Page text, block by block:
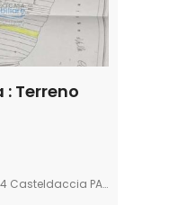
Terreno
PA, Italia